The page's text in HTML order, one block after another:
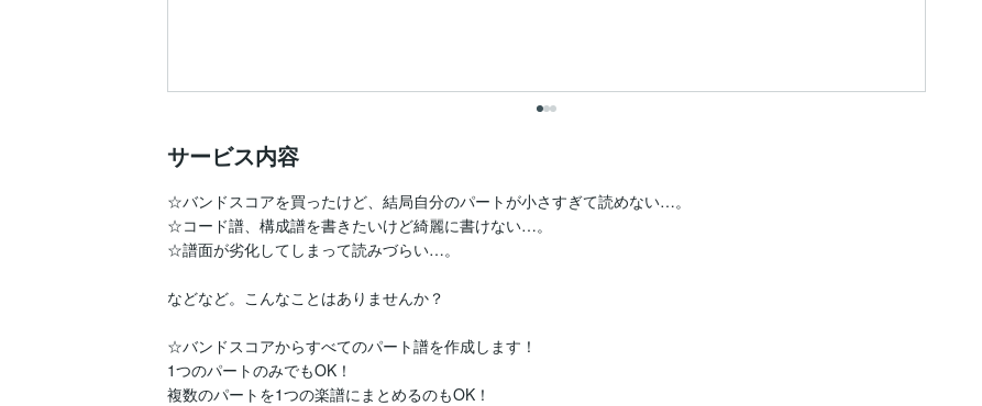
サービス内容
☆バンドスコアを買ったけど、結局自分のパートが小さすぎて読めない…。
☆コード譜、構成譜を書きたいけど綺麗に書けない…。
☆譜面が劣化してしまって読みづらい…。
などなど。こんなことはありませんか？
☆バンドスコアからすべてのパート譜を作成します！
1つのパートのみでもOK！
複数のパートを1つの楽譜にまとめるのもOK！